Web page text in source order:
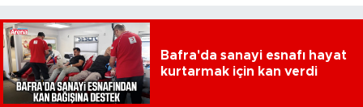
Bafra'da sanayi esnafı hayat
kurtarmak için kan verdi